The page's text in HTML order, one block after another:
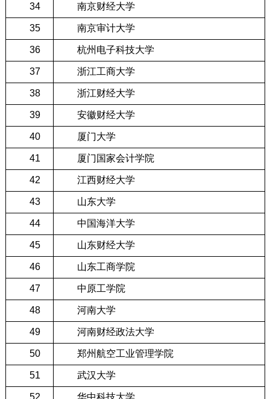
34 南京财经大学
35 南京审计大学
36 杭州电子科技大学
37 浙江工商大学
38 浙江财经大学
39 安徽财经大学
40 厦门大学
41 厦门国家会计学院
42 江西财经大学
43 山东大学
44 中国海洋大学
45 山东财经大学
46 山东工商学院
47 中原工学院
48 河南大学
49 河南财经政法大学
50 郑州航空工业管理学院
51 武汉大学
52 华中科技大学